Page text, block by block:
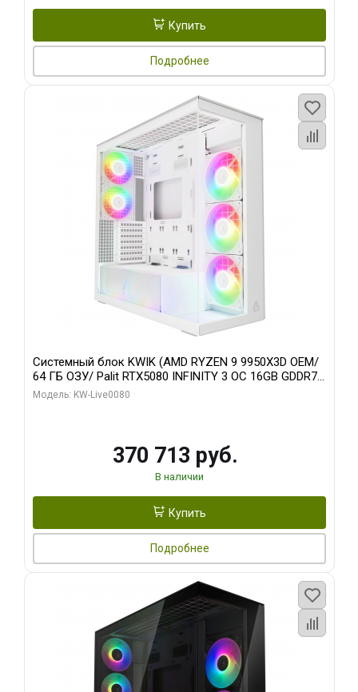
Купить
Подробнее
Системный блок KWIK (AMD RYZEN 9 9950X3D OEM/
64 ГБ ОЗУ/ Palit RTX5080 INFINITY 3 OC 16GB GDDR7
256bit 3xDP H/ 960 ГБ SSD)
Модель: KW-Live0080
370 713 руб.
В наличии
Купить
Подробнее